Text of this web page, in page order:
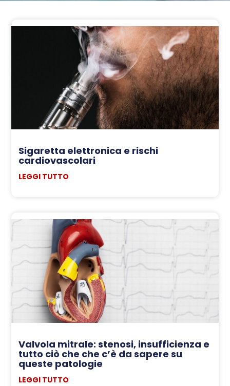
Sigaretta elettronica e rischi
cardiovascolari
LEGGI TUTTO
Valvola mitrale: stenosi, insufficienza e
tutto ciò che che c’è da sapere su
queste patologie
LEGGI TUTTO